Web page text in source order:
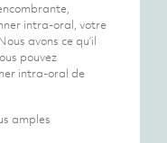
intra-oral, votre
avons ce qu’il
pouvez
intra-oral de
amples